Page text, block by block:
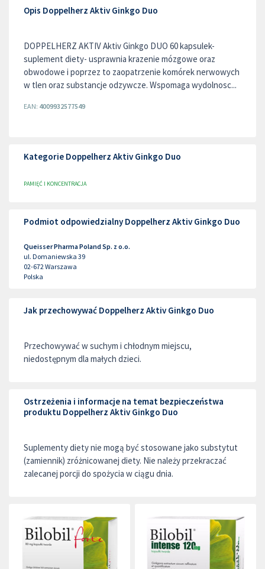
Opis Doppelherz Aktiv Ginkgo Duo
DOPPELHERZ AKTIV Aktiv Ginkgo DUO 60 kapsulek-
suplement diety- usprawnia krazenie mózgowe oraz
obwodowe i poprzez to zaopatrzenie komórek nerwowych
w tlen oraz substancje odzywcze. Wspomaga wydolnosc...
EAN: 4009932577549
Kategorie Doppelherz Aktiv Ginkgo Duo
PAMIĘĆ I KONCENTRACJA
Podmiot odpowiedzialny Doppelherz Aktiv Ginkgo Duo
Queisser Pharma Poland Sp. z o.o.
ul. Domaniewska 39
02-672Warszawa
Polska
Jak przechowywać Doppelherz Aktiv Ginkgo Duo
Przechowywać w suchym i chłodnym miejscu,
niedostępnym dla małych dzieci.
Ostrzeżenia i informacje na temat bezpieczeństwa
produktu Doppelherz Aktiv Ginkgo Duo
Suplementy diety nie mogą być stosowane jako substytut
(zamiennik) zróżnicowanej diety. Nie należy przekraczać
zalecanej porcji do spożycia w ciągu dnia.